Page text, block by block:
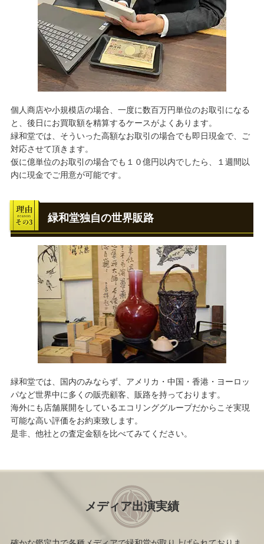
個人商店や小規模店の場合、一度に数百万円単位のお取引になる
と、後日にお買取額を精算するケースがよくあります。
緑和堂では、そういった高額なお取引の場合でも即日現金で、ご
対応させて頂きます。
仮に億単位のお取引の場合でも１０億円以内でしたら、１週間以
内に現金でご用意が可能です。
緑和堂独自の世界販路
緑和堂では、国内のみならず、アメリカ・中国・香港・ヨーロッ
パなど世界中に多くの販売顧客、販路を持っております。
海外にも店舗展開をしているエコリンググループだからこそ実現
可能な高い評価をお約束致します。
是非、他社との査定金額を比べてみてください。
メディア出演実績